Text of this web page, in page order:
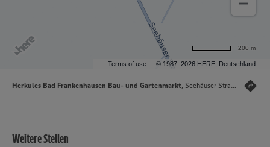
Terms of use © 1987–2026 HERE, Deutschland
200 m
Herkules Bad Frankenhausen Bau- und Gartenmarkt, Seehäuser Straße, 06567 Bad Frankenhausen
Weitere Stellen